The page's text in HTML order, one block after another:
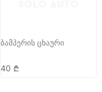
ბამპერის ცხაური
40 ₾